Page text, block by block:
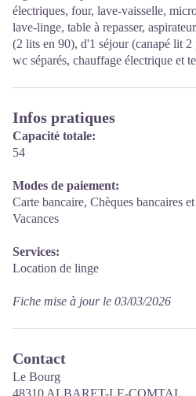
électriques, four, lave-vaisselle,
lave-linge, table à repasser,
(2 lits en 90), d'1 séjour (canapé lit
wc séparés, chauffage électrique et
Infos pratiques
Capacité totale:
54
Modes de paiement:
Carte bancaire, Chèques bancaires
Vacances
Services:
Location de linge
Fiche mise à jour le 03/03/2026
Contact
Le Bourg
48310 ALBARET-LE-COMTAL